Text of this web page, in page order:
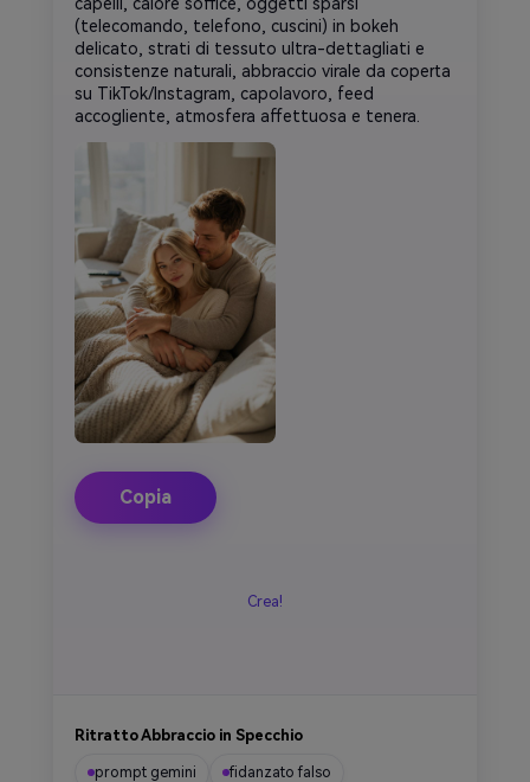
capelli, calore soffice, oggetti sparsi
(telecomando, telefono, cuscini) in bokeh
delicato, strati di tessuto ultra-dettagliati e
consistenze naturali, abbraccio virale da coperta
su TikTok/Instagram, capolavoro, feed
accogliente, atmosfera affettuosa e tenera.
Copia
Crea!
Ritratto Abbraccio in Specchio
prompt gemini fidanzato falso